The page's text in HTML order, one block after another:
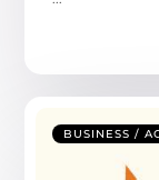
BUSINESS /